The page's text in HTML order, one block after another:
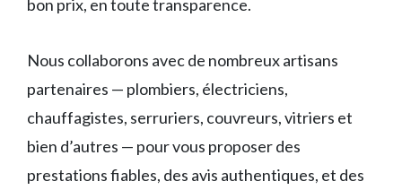
bon prix, en toute transparence.
Nous collaborons avec de nombreux artisans
partenaires — plombiers, électriciens,
chauffagistes, serruriers, couvreurs, vitriers et
bien d’autres — pour vous proposer des
prestations fiables, des avis authentiques, et des